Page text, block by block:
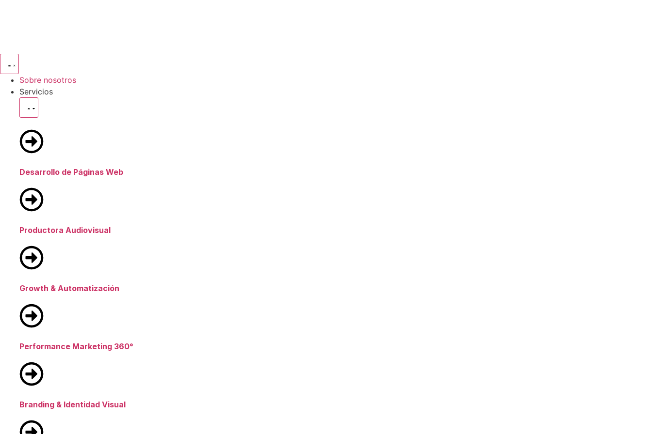
Sobre nosotros
Servicios
Desarrollo de Páginas Web
Productora Audiovisual
Growth & Automatización
Performance Marketing 360°
Branding & Identidad Visual